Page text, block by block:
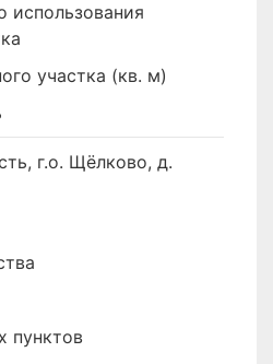
использования
участка (кв. м)
г.о. Щёлково, д.
пунктов